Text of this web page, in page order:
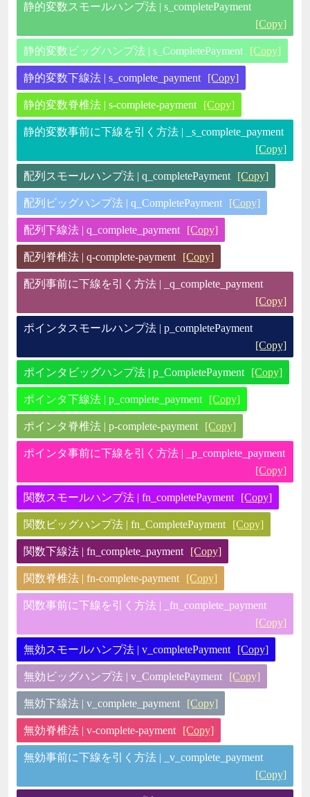
静的変数スモールハンプ法 | s_completePayment
[Copy]
静的変数ビッグハンプ法 | s_CompletePayment [Copy]
静的変数下線法 | s_complete_payment [Copy]
静的変数脊椎法 | s-complete-payment [Copy]
静的変数事前に下線を引く方法 | _s_complete_payment
[Copy]
配列スモールハンプ法 | q_completePayment [Copy]
配列ビッグハンプ法 | q_CompletePayment [Copy]
配列下線法 | q_complete_payment [Copy]
配列脊椎法 | q-complete-payment [Copy]
配列事前に下線を引く方法 | _q_complete_payment
[Copy]
ポインタスモールハンプ法 | p_completePayment
[Copy]
ポインタビッグハンプ法 | p_CompletePayment [Copy]
ポインタ下線法 | p_complete_payment [Copy]
ポインタ脊椎法 | p-complete-payment [Copy]
ポインタ事前に下線を引く方法 | _p_complete_payment
[Copy]
関数スモールハンプ法 | fn_completePayment [Copy]
関数ビッグハンプ法 | fn_CompletePayment [Copy]
関数下線法 | fn_complete_payment [Copy]
関数脊椎法 | fn-complete-payment [Copy]
関数事前に下線を引く方法 | _fn_complete_payment
[Copy]
無効スモールハンプ法 | v_completePayment [Copy]
無効ビッグハンプ法 | v_CompletePayment [Copy]
無効下線法 | v_complete_payment [Copy]
無効脊椎法 | v-complete-payment [Copy]
無効事前に下線を引く方法 | _v_complete_payment
[Copy]